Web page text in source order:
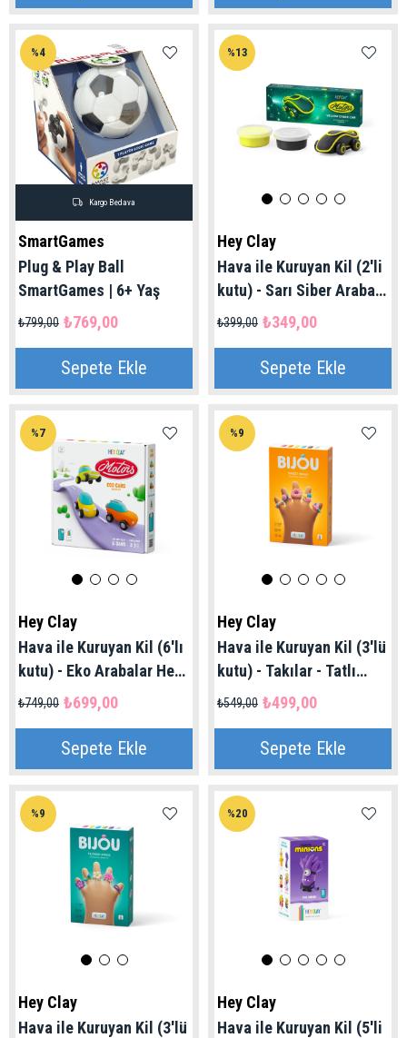
SmartGames
Plug & Play Ball
SmartGames | 6+ Yaş
₺769,00
₺799,00
Sepete Ekle
%4
Kargo Bedava
Hey Clay
Hava ile Kuruyan Kil (2'li
kutu) - Sarı Siber Araba
Hey Clay | 3+ Yaş
₺349,00
₺399,00
Sepete Ekle
%13
Hey Clay
Hava ile Kuruyan Kil (6'lı
kutu) - Eko Arabalar Hey
Clay | 3+ Yaş
₺699,00
₺749,00
Sepete Ekle
%7
Hey Clay
Hava ile Kuruyan Kil (3'lü
kutu) - Takılar - Tatlı
Yüzükler Hey Clay | 3+
₺499,00
₺549,00
Sepete Ekle
%9
Hey Clay
Hava ile Kuruyan Kil (3'lü
%9
Hey Clay
Hava ile Kuruyan Kil (5'li
%20